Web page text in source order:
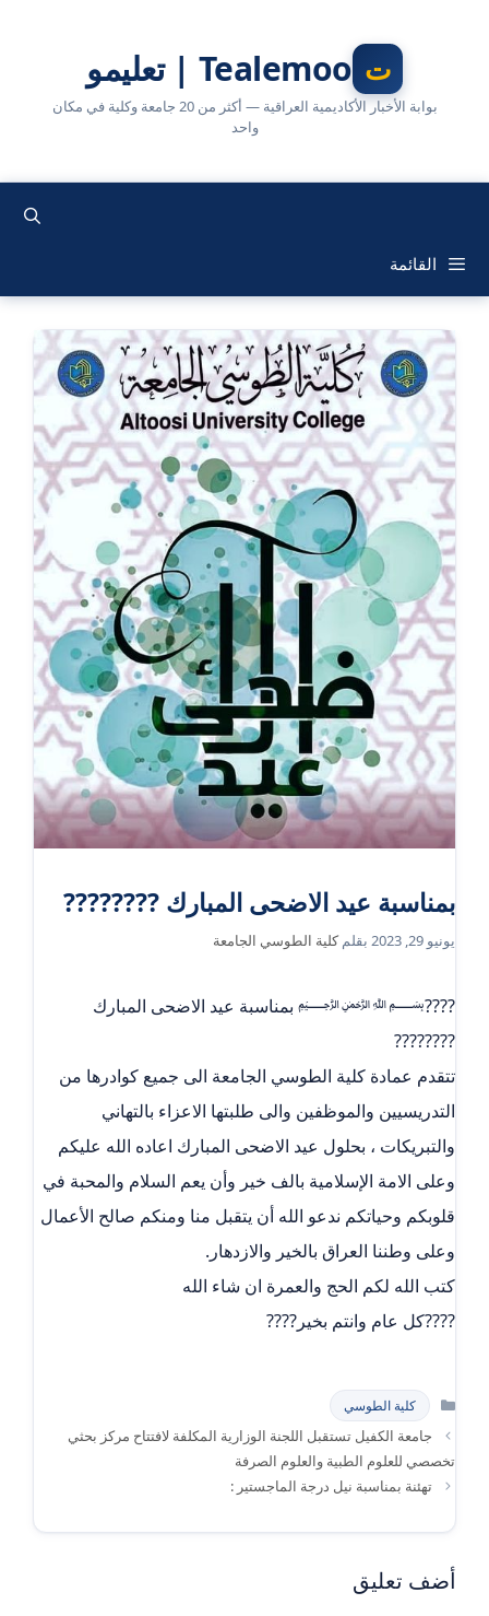
Tealemoo | تعليمو
بوابة الأخبار الأكاديمية العراقية — أكثر من 20 جامعة وكلية في مكان
واحد
القائمة
بمناسبة عيد الاضحى المبارك ????????
يونيو 29, 2023 بقلمكلية الطوسي الجامعة
????﷽ بمناسبة عيد الاضحى المبارك
????????
تتقدم عمادة كلية الطوسي الجامعة الى جميع كوادرها من
التدريسيين والموظفين والى طلبتها الاعزاء بالتهاني
والتبريكات ، بحلول عيد الاضحى المبارك اعاده الله عليكم
وعلى الامة الإسلامية بالف خير وأن يعم السلام والمحبة في
قلوبكم وحياتكم ندعو الله أن يتقبل منا ومنكم صالح الأعمال
وعلى وطننا العراق بالخير والازدهار.
كتب الله لكم الحج والعمرة ان شاء الله
????كل عام وانتم بخير????
التصنيفات
كلية الطوسي
جامعة الكفيل تستقبل اللجنة الوزارية المكلفة لافتتاح مركز بحثي
تخصصي للعلوم الطبية والعلوم الصرفة
تهئنة بمناسبة نيل درجة الماجستير :
أضف تعليق